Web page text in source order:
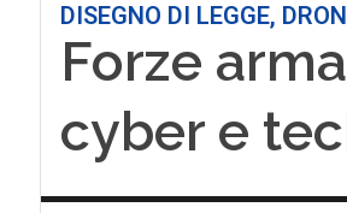
DISEGNO DI LEGGE,
Forze
cyber e